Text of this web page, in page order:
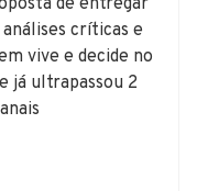
de entregar
críticas e
vive e decide no
já ultrapassou 2